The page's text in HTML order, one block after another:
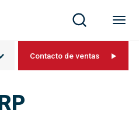
Contacto de ventas